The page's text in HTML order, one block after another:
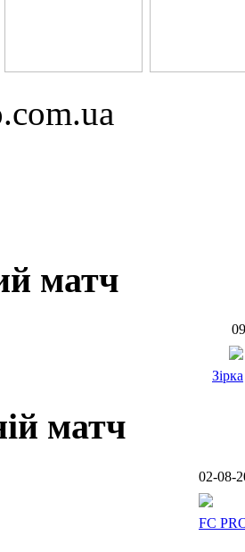
матч
Зірка
матч
02-08-
FC